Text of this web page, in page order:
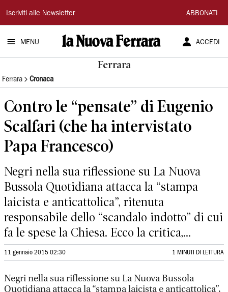
La
Nuova
Ferrara
Iscriviti alle Newsletter ABBONATI
MENU ACCEDI
Ferrara
Ferrara Cronaca
Contro le “pensate” di Eugenio
Scalfari (che ha intervistato
Papa Francesco)
Negri nella sua riflessione su La Nuova
Bussola Quotidiana attacca la “stampa
laicista e anticattolica”, ritenuta
responsabile dello “scandalo indotto” di cui
fa le spese la Chiesa. Ecco la critica,...
11 gennaio 2015 02:30 1 MINUTI DI LETTURA
Negri nella sua riflessione su La Nuova Bussola
Quotidiana attacca la “stampa laicista e anticattolica”,